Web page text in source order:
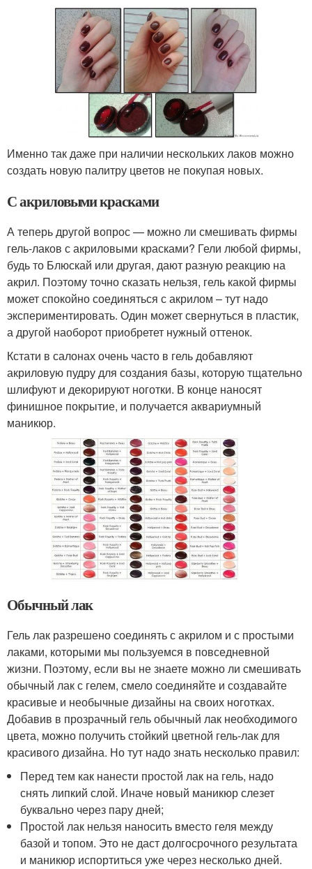
Именно так даже при наличии нескольких лаков можно
создать новую палитру цветов не покупая новых.
С акриловыми красками
А теперь другой вопрос — можно ли смешивать фирмы
гель-лаков с акриловыми красками? Гели любой фирмы,
будь то Блюскай или другая, дают разную реакцию на
акрил. Поэтому точно сказать нельзя, гель какой фирмы
может спокойно соединяться с акрилом – тут надо
экспериментировать. Один может свернуться в пластик,
а другой наоборот приобретет нужный оттенок.
Кстати в салонах очень часто в гель добавляют
акриловую пудру для создания базы, которую тщательно
шлифуют и декорируют ноготки. В конце наносят
финишное покрытие, и получается аквариумный
маникюр.
Обычный лак
Гель лак разрешено соединять с акрилом и с простыми
лаками, которыми мы пользуемся в повседневной
жизни. Поэтому, если вы не знаете можно ли смешивать
обычный лак с гелем, смело соединяйте и создавайте
красивые и необычные дизайны на своих ноготках.
Добавив в прозрачный гель обычный лак необходимого
цвета, можно получить стойкий цветной гель-лак для
красивого дизайна. Но тут надо знать несколько правил:
Перед тем как нанести простой лак на гель, надо
снять липкий слой. Иначе новый маникюр слезет
буквально через пару дней;
Простой лак нельзя наносить вместо геля между
базой и топом. Это не даст долгосрочного результата
и маникюр испортиться уже через несколько дней.